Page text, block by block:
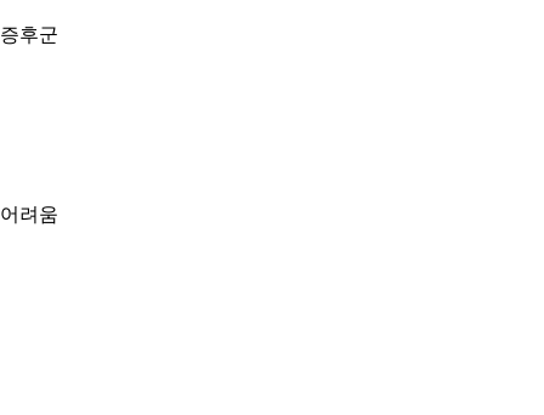
후군
려움